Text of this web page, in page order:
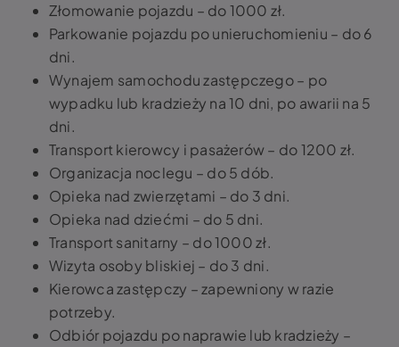
Złomowanie pojazdu – do 1000 zł.
Parkowanie pojazdu po unieruchomieniu – do 6
dni.
Wynajem samochodu zastępczego – po
wypadku lub kradzieży na 10 dni, po awarii na 5
dni.
Transport kierowcy i pasażerów – do 1200 zł.
Organizacja noclegu – do 5 dób.
Opieka nad zwierzętami – do 3 dni.
Opieka nad dziećmi – do 5 dni.
Transport sanitarny – do 1000 zł.
Wizyta osoby bliskiej – do 3 dni.
Kierowca zastępczy – zapewniony w razie
potrzeby.
Odbiór pojazdu po naprawie lub kradzieży –